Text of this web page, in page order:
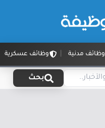
وظائف مدنية وظائف عسكرية
بحث